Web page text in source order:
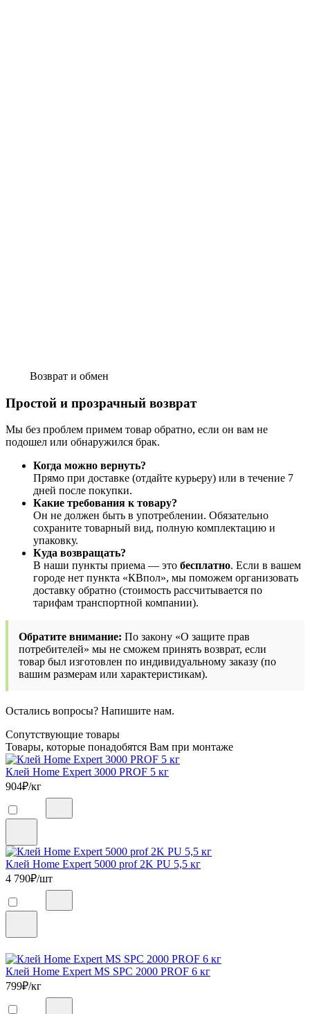
Возврат и обмен
Простой и прозрачный возврат
Мы без проблем примем товар обратно, если он вам не
подошел или обнаружился брак.
Когда можно вернуть?
Прямо при доставке (отдайте курьеру) или в течение 7
дней после покупки.
Какие требования к товару?
Он не должен быть в употреблении. Обязательно
сохраните товарный вид, полную комплектацию и
упаковку.
Куда возвращать?
В наши пункты приема — это бесплатно. Если в вашем
городе нет пункта «КВпол», мы поможем организовать
доставку обратно (стоимость рассчитывается по
тарифам транспортной компании).
Обратите внимание: По закону «О защите прав
потребителей» мы не сможем принять возврат, если
товар был изготовлен по индивидуальному заказу (по
вашим размерам или характеристикам).
Остались вопросы? Напишите нам.
Сопутствующие товары
Товары, которые понадобятся Вам при монтаже
Клей Home Expert 3000 PROF 5 кг
904₽/кг
Клей Home Expert 5000 prof 2K PU 5,5 кг
4 790₽/шт
Клей Home Expert MS SPC 2000 PROF 6 кг
799₽/кг